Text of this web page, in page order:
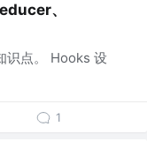
、
识点。 Hooks 设
1